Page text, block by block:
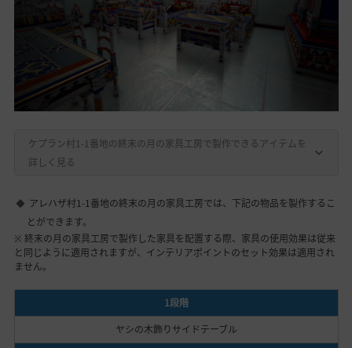
ケプラン村1-1番地の終末の月の家具工房で製作できるアイテムを
詳しく見る
アレハザ村1-1番地の終末の月の家具工房では、下記の物品を製作するこ
とができます。
※ 終末の月の家具工房で製作した家具を配置する際、家具の使用効果は従来
と同じように適用されますが、インテリアポイントのセット効果は適用され
ません。
1段階
ヤシの木飾りサイドテーブル